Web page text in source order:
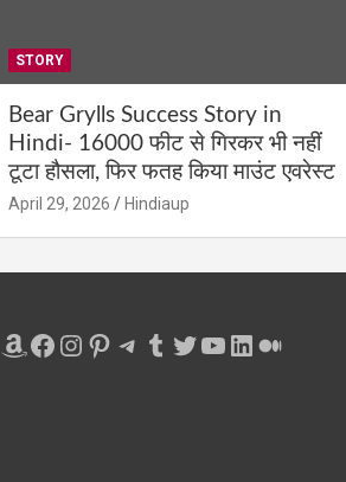
STORY
Bear Grylls Success Story in
Hindi- 16000 फीट से गिरकर भी नहीं
टूटा हौसला, फिर फतह किया माउंट एवरेस्ट
April 29, 2026 Hindiaup
Amazon
Facebook
Instagram
Pinterest
Telegram
Tumblr
Twitter
YouTube
LinkedIn
Medium